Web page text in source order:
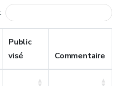
Public
visé
Commentaire